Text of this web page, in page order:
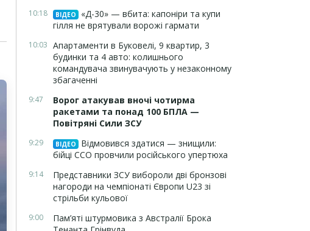
10:18 ВІДЕО
«Д-30» — вбита: капоніри та купи
гілля не врятували ворожі гармати
10:03 Апартаменти в Буковелі, 9 квартир, 3
будинки та 4 авто: колишнього
командувача звинувачують у незаконному
збагаченні
9:47
Ворог атакував вночі чотирма
ракетами та понад 100 БПЛА —
Повітряні Сили ЗСУ
9:29 ВІДЕО
Відмовився здатися — знищили:
бійці ССО провчили російського упертюха
9:14
Представники ЗСУ вибороли дві бронзові
нагороди на чемпіонаті Європи U23 зі
стрільби кульової
9:00
Пам’яті штурмовика з Австралії Брока